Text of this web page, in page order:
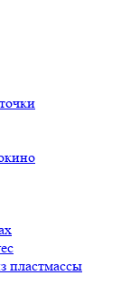
пластмассы